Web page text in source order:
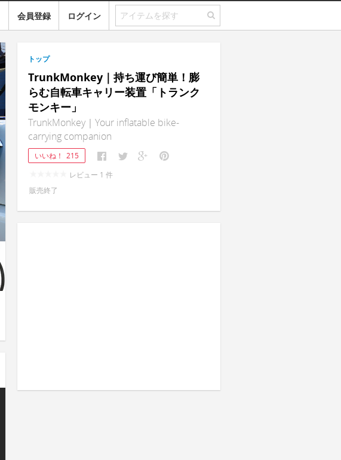
会員登録 ログイン
トップ
TrunkMonkey｜持ち運び簡単！膨
らむ自転車キャリー装置「トランク
モンキー」
TrunkMonkey｜Your inflatable bike-
carrying companion
いいね！ 215
レビュー 1 件
販売終了